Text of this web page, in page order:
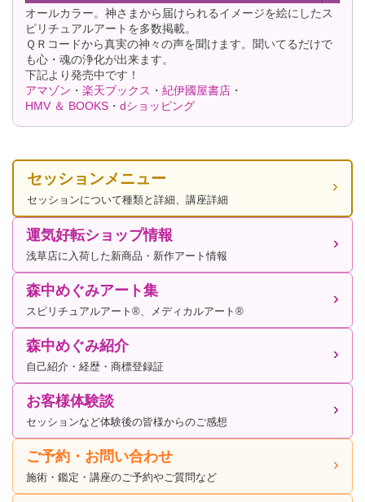
オールカラー。神さまから届けられるイメージを絵にしたス
ピリチュアルアートを多数掲載。
ＱＲコードから真実の神々の声を聞けます。聞いてるだけで
も心・魂の浄化が出来ます。
下記より発売中です！
アマゾン ・ 楽天ブックス ・ 紀伊國屋書店 ・
HMV ＆ BOOKS ・ dショッピング
セッションメニュー
セッションについて種類と詳細、講座詳細
運気好転ショップ情報
浅草店に入荷した新商品・新作アート情報
森中めぐみアート集
スピリチュアルアート®、メディカルアート®
森中めぐみ紹介
自己紹介・経歴・商標登録証
お客様体験談
セッションなど体験後の皆様からのご感想
ご予約・お問い合わせ
施術・鑑定・講座のご予約やご質問など